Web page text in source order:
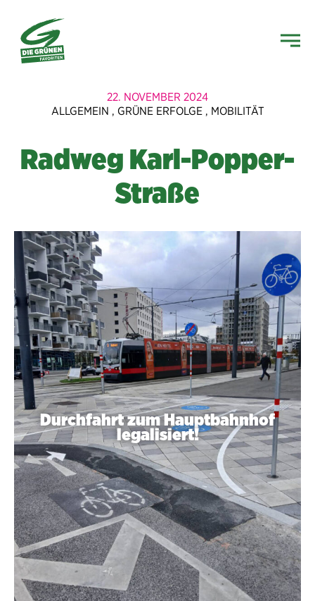
22. NOVEMBER 2024
ALLGEMEIN , GRÜNE ERFOLGE, MOBILITÄT
Radweg Karl-Popper-
Straße
Durchfahrt zum Hauptbahnhof
legalisiert!